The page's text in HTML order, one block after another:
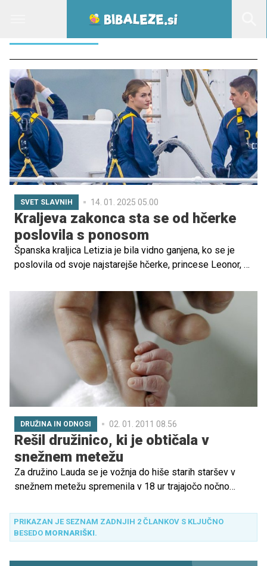
MORNARIŠKI
SVET SLAVNIH 14. 01. 2025 05.00
Kraljeva zakonca sta se od hčerke
poslovila s ponosom
Španska kraljica Letizia je bila vidno ganjena, ko se je
poslovila od svoje najstarejše hčerke, princese Leonor, ki
DRUŽINA IN ODNOSI 02. 01. 2011 08.56
Rešil družinico, ki je obtičala v
snežnem metežu
Za družino Lauda se je vožnja do hiše starih staršev v
snežnem metežu spremenila v 18 ur trajajočo nočno
na pomoč …
PRIKAZAN JE SEZNAM ZADNJIH 2 ČLANKOV S KLJUČNO
BESEDO MORNARIŠKI.